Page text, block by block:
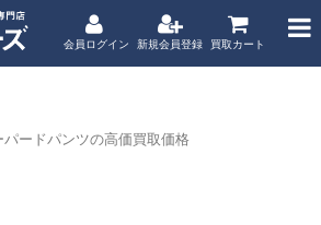
会員ログイン 新規会員登録 買取カート
ードパンツの高価買取価格